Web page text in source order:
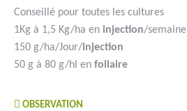
Conseillé pour toutes les cultures
1Kg à 1,5 Kg/ha en injection/semaine
150 g/ha/Jour/injection
50 g à 80 g/hl en foliaire
OBSERVATION